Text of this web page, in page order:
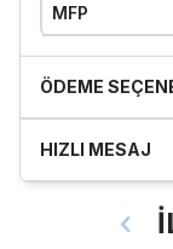
MFP
ÖDEME
HIZLI MESAJ